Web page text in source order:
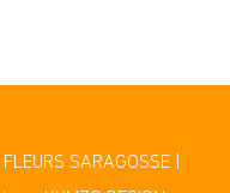
SARAGOSSE |